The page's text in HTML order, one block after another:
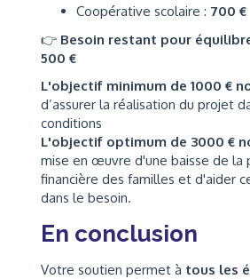
Coopérative scolaire : 700 €
👉 Besoin restant pour
500 €
L'objectif minimum de 1000 €
d’assurer la réalisation du projet
conditions
L'objectif optimum de 3000 €
mise en œuvre d'une baisse de la
financière des familles et d'aider
dans le besoin.
En conclusion
Votre soutien permet à tous les